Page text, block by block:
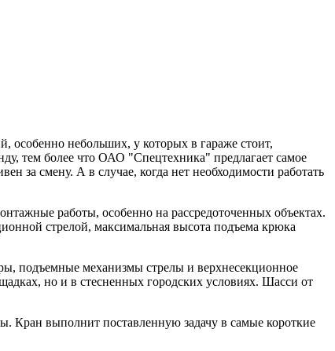
особенно небольших, у которых в гараже стоит,
тем более что ОАО "Спецтехника" предлагает самое
за смену. А в случае, когда нет необходимости работать
работы, особенно на рассредоточенных объектах.
стрелой, максимальная высота подъема крюка
подъемные механизмы стрелы и верхнесекционное
но и в стесненных городских условиях. Шасси от
Кран выполнит поставленную задачу в самые короткие